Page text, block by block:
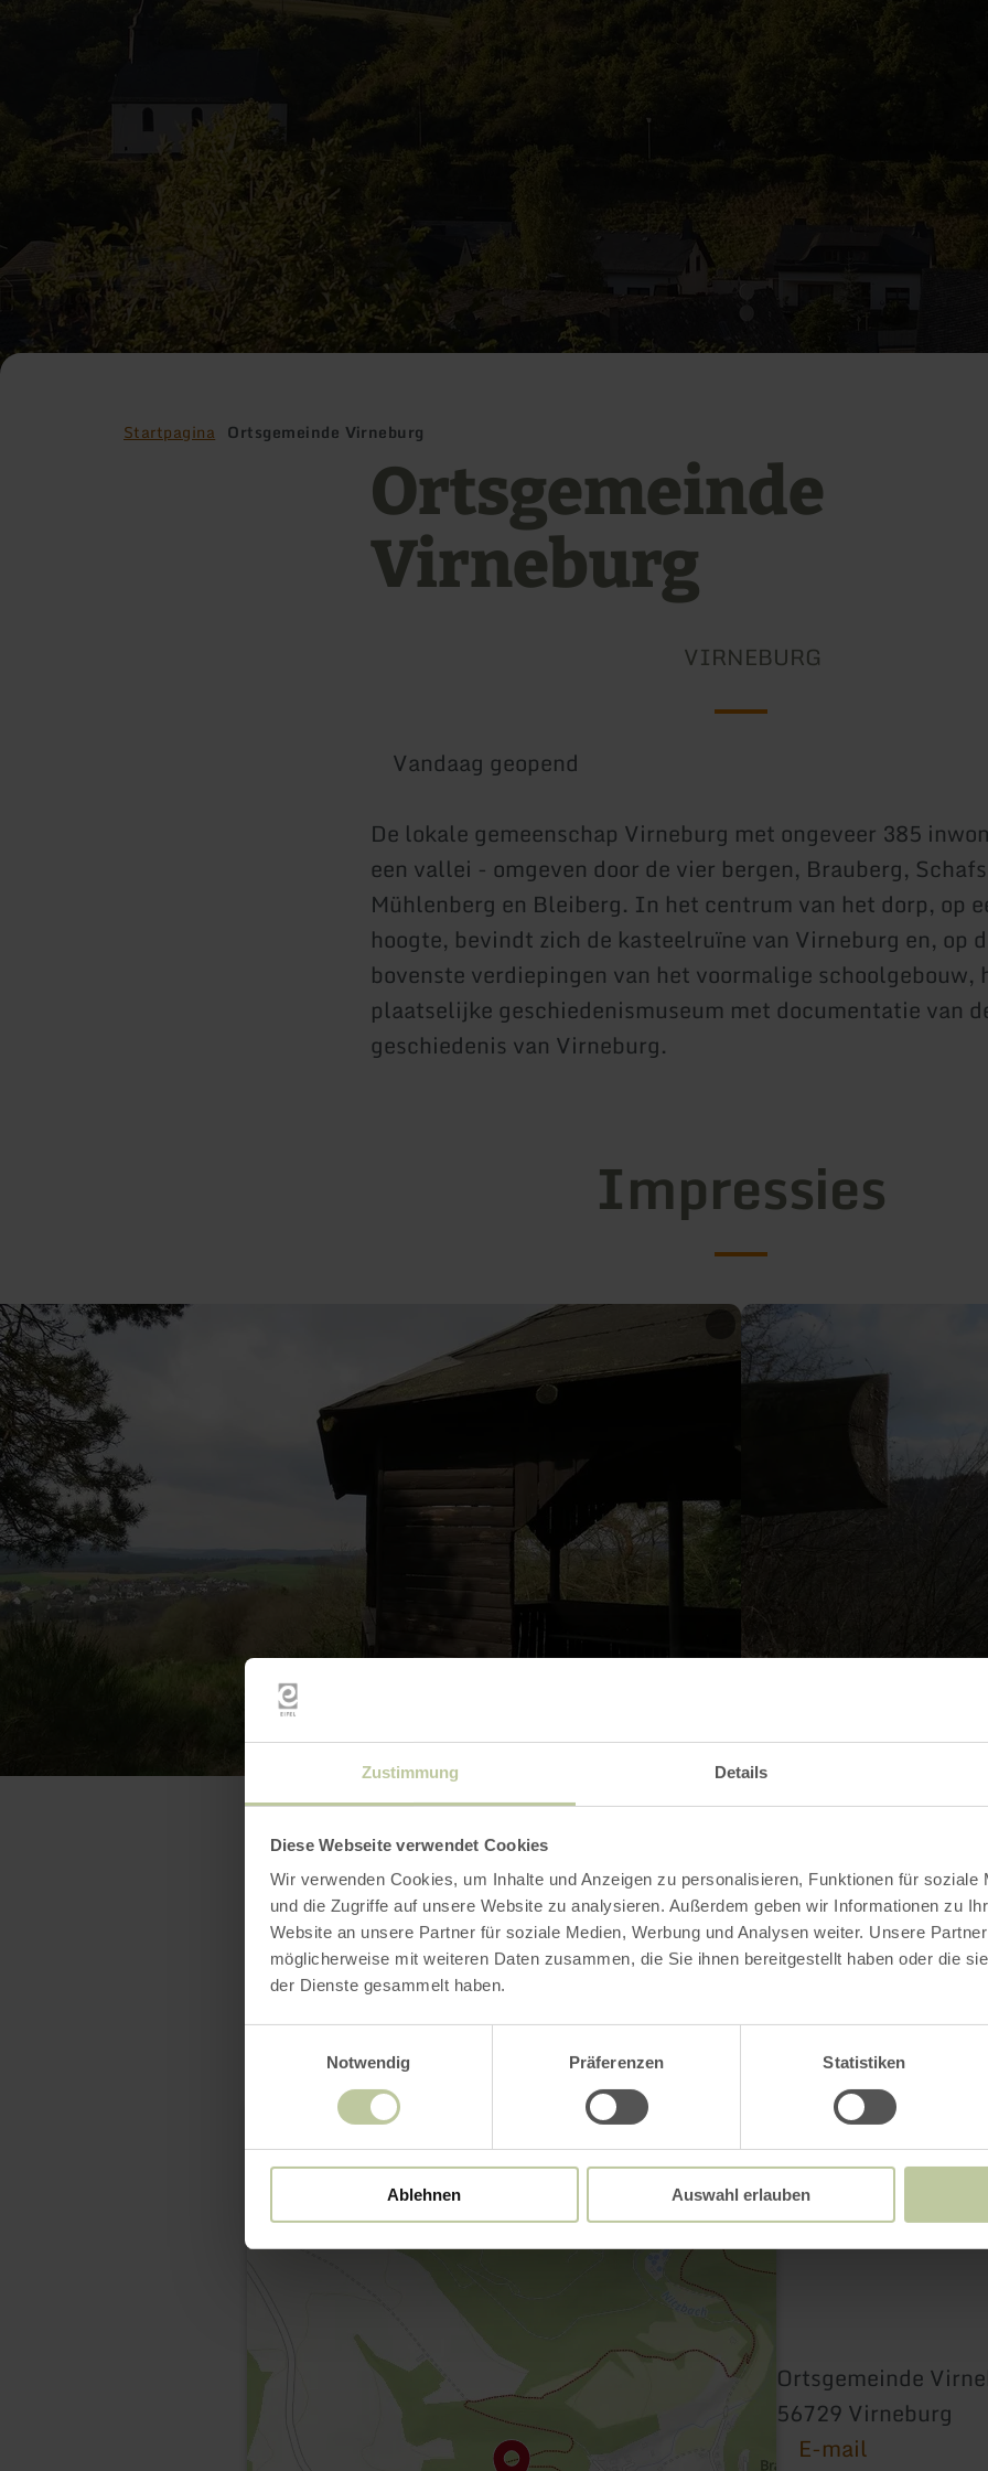
Zustimmung Details
Diese Webseite verwendet Cookies
Wir verwenden Cookies, um Inhalte und Anzeigen zu personalisieren, Funktionen für soziale
und die Zugriffe auf unsere Website zu analysieren. Außerdem geben wir Informationen zu
Website an unsere Partner für soziale Medien, Werbung und Analysen weiter. Unsere
möglicherweise mit weiteren Daten zusammen, die Sie ihnen bereitgestellt haben oder die
der Dienste gesammelt haben.
Notwendig
Präferenzen Statistiken
Ablehnen Auswahl erlauben
Startpagina Ortsgemeinde Virneburg
Ortsgemeinde
Virneburg
VIRNEBURG
Vandaag geopend
De lokale gemeenschap Virneburg met ongeveer 385
een vallei - omgeven door de vier bergen, Brauberg,
Mühlenberg en Bleiberg. In het centrum van het dorp, op
hoogte, bevindt zich de kasteelruïne van Virneburg en, op
bovenste verdiepingen van het voormalige schoolgebouw,
plaatselijke geschiedenismuseum met documentatie van
geschiedenis van Virneburg.
Impressies
Contact
Ortsgemeinde
56729 Virneburg
E-mail